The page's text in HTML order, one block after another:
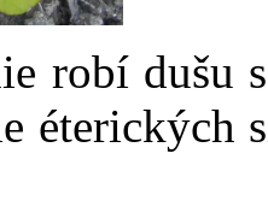
robí dušu
éterických